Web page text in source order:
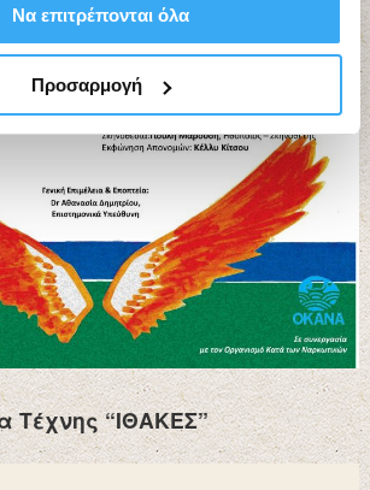
Να επιτρέπονται όλα
Προσαρμογή
Τέχνης “ΙΘΑΚΕΣ”